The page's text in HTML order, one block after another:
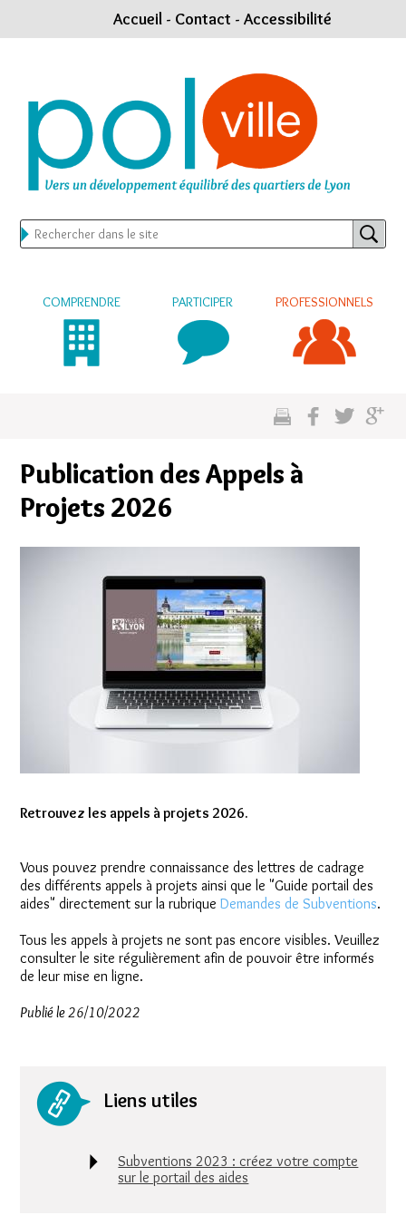
Accueil- Contact - Accessibilité
COMPRENDRE PARTICIPER PROFESSIONNELS
Publication des Appels à
Projets 2026
Retrouvez les appels à projets 2026.
Vous pouvez prendre connaissance des lettres de cadrage
des différents appels à projets ainsi que le "Guide portail des
aides" directement sur la rubriqueDemandes de Subventions.
Tous les appels à projets ne sont pas encore visibles. Veuillez
consulter le site régulièrement afin de pouvoir être informés
de leur mise en ligne.
Publié le 26/10/2022
Liens utiles
Subventions 2023 : créez votre compte
sur le portail des aides